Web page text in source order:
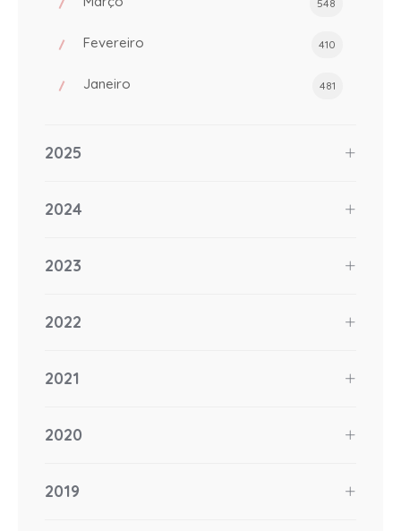
548
Fevereiro 410
Janeiro 481
2025
2024
2023
2022
2021
2020
2019